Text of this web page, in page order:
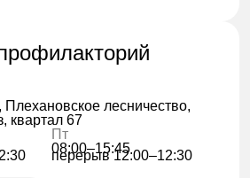
Плехановское лесничество,
квартал 67
Пт
08:00–15:45
перерыв 12:00–12:30